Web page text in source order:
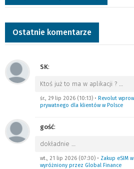
Ostatnie komentarze
SK:
Ktoś już to ma w aplikacji ?
śr., 29 lip 2026 (10:13) • Revolut
prywatnego dla klientów w Polsce
gość:
dokładnie
wt., 21 lip 2026 (07:30) • Zakup eSIM
wyróżniony przez Global Finance